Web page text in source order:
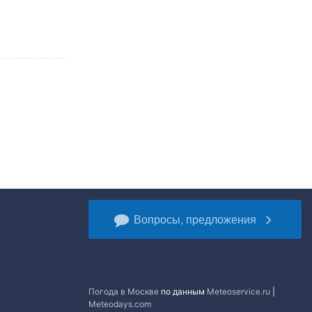
Вопросы, предложения
Погода в Москве по данным Meteoservice.ru
Meteodays.com